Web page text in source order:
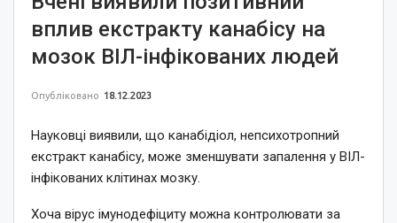
вплив екстракту канабісу на
мозок ВІЛ-інфікованих людей
Опубліковано 18.12.2023
Науковці виявили, що канабідіол, непсихотропний
екстракт канабісу, може зменшувати запалення у ВІЛ-
інфікованих клітинах мозку.
Хоча вірус імунодефіциту можна контролювати за